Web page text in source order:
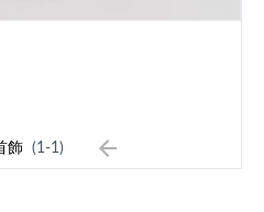
飾 (1-1)